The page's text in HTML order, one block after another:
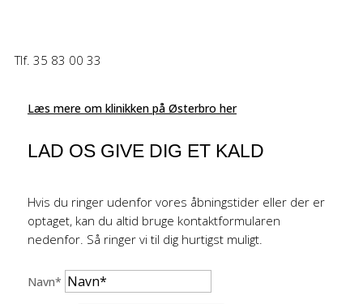
Tlf. 35 83 00 33
Læs mere om klinikken på Østerbro her
LAD OS GIVE DIG ET KALD
Hvis du ringer udenfor vores åbningstider eller der er
optaget, kan du altid bruge kontaktformularen
nedenfor. Så ringer vi til dig hurtigst muligt.
Navn*